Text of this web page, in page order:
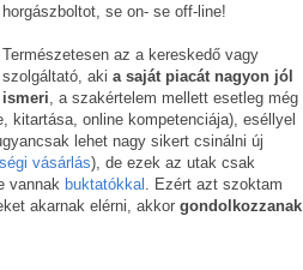
horgászboltot, se on- se off-line!
Természetesen az a kereskedő vagy
szolgáltató, aki a saját piacát nagyon jól
ismeri , a szakértelem mellett esetleg még
kitartása, online kompetenciája), eséllyel
lehet nagy sikert csinálni új
vásárlás), de ezek az utak csak
vannak buktatókkal
. Ezért azt szoktam
akarnak elérni, akkor gondolkozzanak